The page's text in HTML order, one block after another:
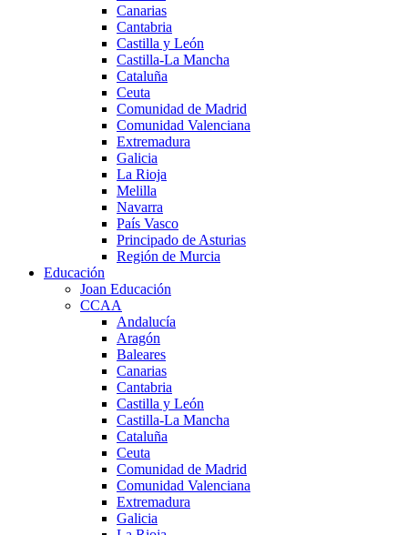
Canarias
Cantabria
Castilla y León
Castilla-La Mancha
Cataluña
Ceuta
Comunidad de Madrid
Comunidad Valenciana
Extremadura
Galicia
La Rioja
Melilla
Navarra
País Vasco
Principado de Asturias
Región de Murcia
Educación
Joan Educación
CCAA
Andalucía
Aragón
Baleares
Canarias
Cantabria
Castilla y León
Castilla-La Mancha
Cataluña
Ceuta
Comunidad de Madrid
Comunidad Valenciana
Extremadura
Galicia